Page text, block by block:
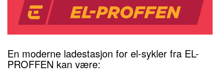
En moderne ladestasjon for el-sykler fra EL-
PROFFEN kan være: